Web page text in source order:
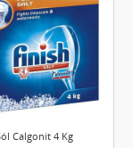
Calgonit 4 Kg